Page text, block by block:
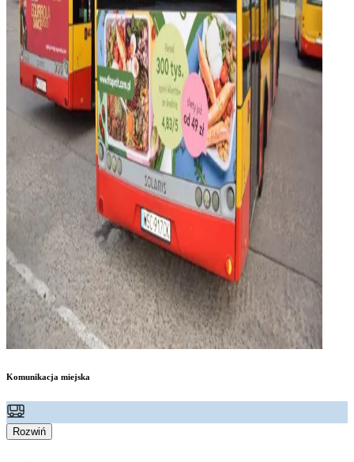
Komunikacja miejska
Rozwiń